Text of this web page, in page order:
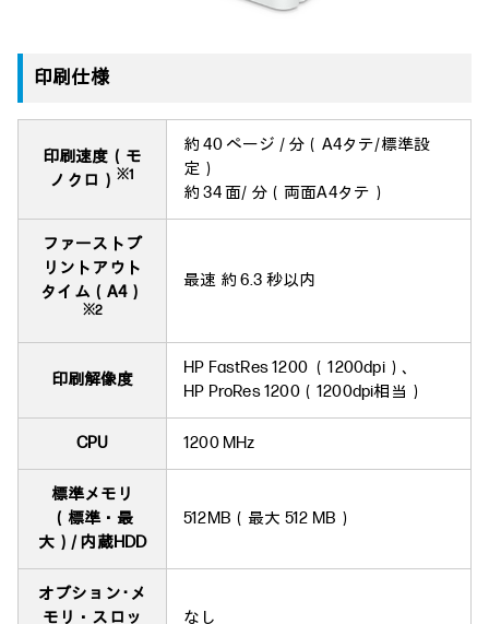
印刷仕様
印刷速度（モ
ノクロ） ※1
約 40 ページ / 分（A4タテ/標準設
定）
約 34 面/ 分（両面A4タテ）
ファーストプ
リントアウト
タイム（A4）
※2
最速 約 6.3 秒以内
印刷解像度
HP FastRes 1200 （1200dpi）、
HP ProRes 1200（1200dpi相当）
CPU 1200 MHz
標準メモリ
（標準・最
大）/ 内蔵HDD
512MB（最大 512 MB）
オプション･メ
モリ・スロッ
なし